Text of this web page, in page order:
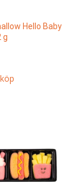
Hello Baby
g